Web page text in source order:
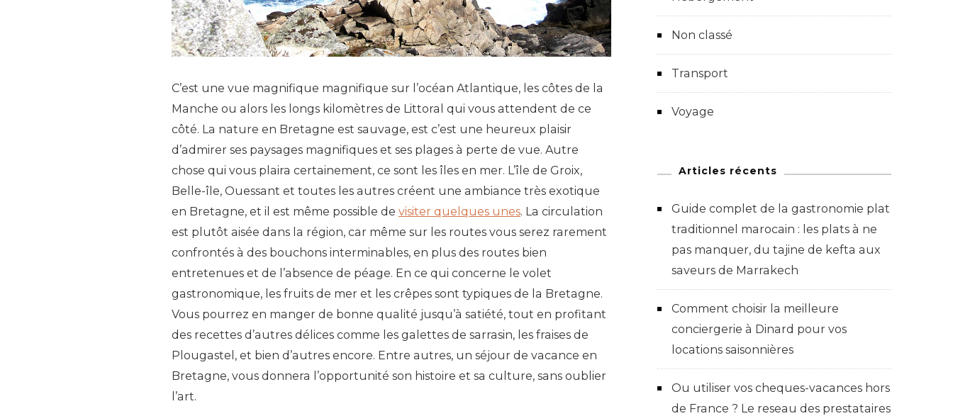
C’est une vue magnifique magnifique sur l’océan Atlantique, les côtes de la
Manche ou alors les longs kilomètres de Littoral qui vous attendent de ce
côté. La nature en Bretagne est sauvage, est c’est une heureux plaisir
d’admirer ses paysages magnifiques et ses plages à perte de vue. Autre
chose qui vous plaira certainement, ce sont les îles en mer. L’île de Groix,
Belle-île, Ouessant et toutes les autres créent une ambiance très exotique
en Bretagne, et il est même possible de visiter quelques unes. La circulation
est plutôt aisée dans la région, car même sur les routes vous serez rarement
confrontés à des bouchons interminables, en plus des routes bien
entretenues et de l’absence de péage. En ce qui concerne le volet
gastronomique, les fruits de mer et les crêpes sont typiques de la Bretagne.
Vous pourrez en manger de bonne qualité jusqu’à satiété, tout en profitant
des recettes d’autres délices comme les galettes de sarrasin, les fraises de
Plougastel, et bien d’autres encore. Entre autres, un séjour de vacance en
Bretagne, vous donnera l’opportunité son histoire et sa culture, sans oublier
l’art.
Non classé
Transport
Voyage
Articles récents
Guide complet de la gastronomie plat
traditionnel marocain : les plats à ne
pas manquer, du tajine de kefta aux
saveurs de Marrakech
Comment choisir la meilleure
conciergerie à Dinard pour vos
locations saisonnières
Ou utiliser vos cheques-vacances hors
de France ? Le reseau des prestataires